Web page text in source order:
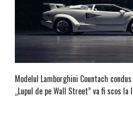
Modelul Lamborghini Countach
„Lupul de pe Wall Street” va fi scos